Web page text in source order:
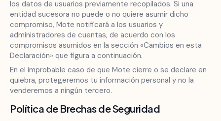
los datos de usuarios previamente recopilados. Si una
entidad sucesora no puede o no quiere asumir dicho
compromiso, Mote notificará a los usuarios y
administradores de cuentas, de acuerdo con los
compromisos asumidos en la sección «Cambios en esta
Declaración» que figura a continuación.
En el improbable caso de que Mote cierre o se declare en
quiebra, protegeremos tu información personal y no la
venderemos a ningún tercero.
Política de Brechas de Seguridad